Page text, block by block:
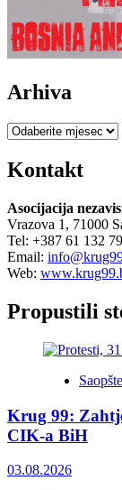
Arhiva
Arhiva
Kontakt
Asocijacija
Vrazova 1, 71000
Tel: +387 61 132
Email:
Web:
Propustili
Krug 99:
CIK-a BiH
03.08.2026